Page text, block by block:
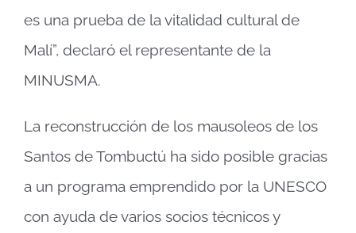
es una prueba de la vitalidad cultural de
Malí”, declaró el representante de la
MINUSMA.
La reconstrucción de los mausoleos de los
Santos de Tombuctú ha sido posible gracias
a un programa emprendido por la UNESCO
con ayuda de varios socios técnicos y